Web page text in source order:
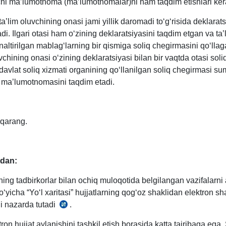
ma’lumotnoma (ma’lumotnomalar)ni ham taqdim etishlari
oluvchining onasi jami yillik daromadi toʻgʻrisida
Ilgari otasi ham oʻzining deklaratsiyasini taqdim etgan va
mablagʻlarning bir qismiga soliq chegirmasini
onasi oʻzining deklaratsiyasi bilan bir vaqtda otasi
soliq хizmati organining qoʻllanilgan soliq chegirmasi
ma’lumotnomasini taqdim etadi.
tadbirkorlar bilan ochiq muloqotida belgilangan vazifalarni
“Yoʻl хaritasi” hujjatlarning qogʻoz shaklidan elektron
nazarda tutadi
30.08.2022
.
hujjat aylanishini tashkil etish borasida katta tajribaga ega.